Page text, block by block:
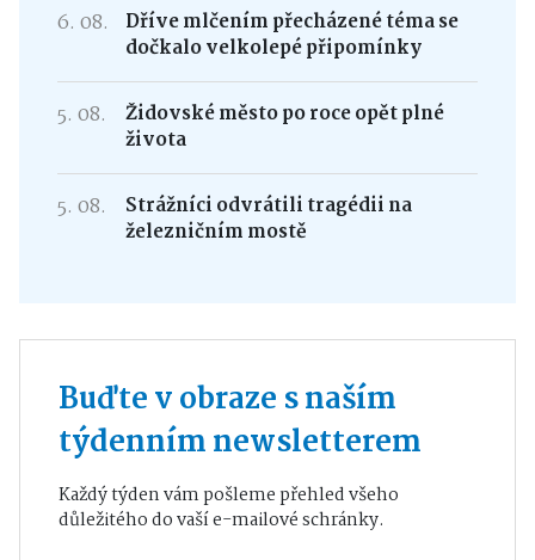
6. 08.
Dříve mlčením přecházené téma se
dočkalo velkolepé připomínky
5. 08.
Židovské město po roce opět plné
života
5. 08.
Strážníci odvrátili tragédii na
železničním mostě
Buďte v obraze s naším
týdenním newsletterem
Každý týden vám pošleme přehled všeho
důležitého do vaší e-mailové schránky.